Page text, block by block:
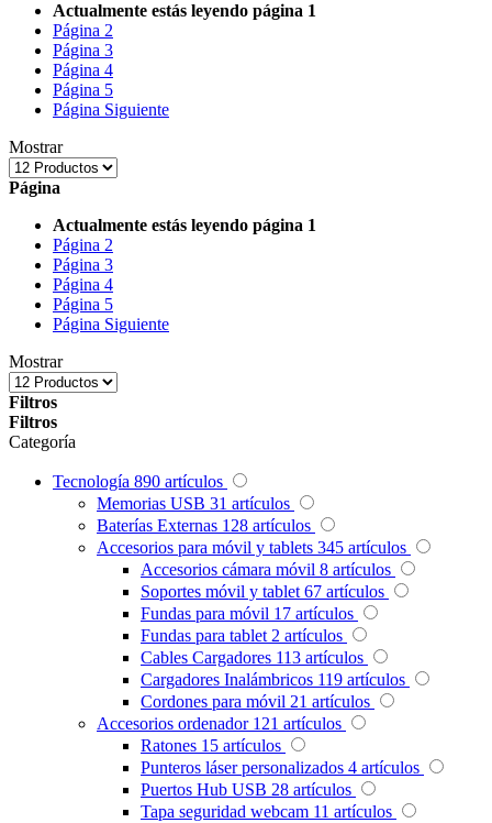
Actualmente estás leyendo página 1
Página 2
Página 3
Página 4
Página 5
Página Siguiente
Mostrar
Página
Actualmente estás leyendo página 1
Página 2
Página 3
Página 4
Página 5
Página Siguiente
Mostrar
Filtros
Filtros
Categoría
Tecnología 890 artículos
Memorias USB 31 artículos
Baterías Externas 128 artículos
Accesorios para móvil y tablets 345 artículos
Accesorios cámara móvil 8 artículos
Soportes móvil y tablet 67 artículos
Fundas para móvil 17 artículos
Fundas para tablet 2 artículos
Cables Cargadores 113 artículos
Cargadores Inalámbricos 119 artículos
Cordones para móvil 21 artículos
Accesorios ordenador 121 artículos
Ratones 15 artículos
Punteros láser personalizados 4 artículos
Puertos Hub USB 28 artículos
Tapa seguridad webcam 11 artículos